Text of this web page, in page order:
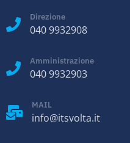
Direzione
040 9932908
Amministrazione
040 9932903
MAIL
info@itsvolta.it